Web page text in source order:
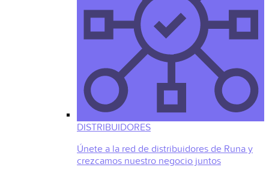
DISTRIBUIDORES
Únete a la red de distribuidores de Runa y
crezcamos nuestro negocio juntos